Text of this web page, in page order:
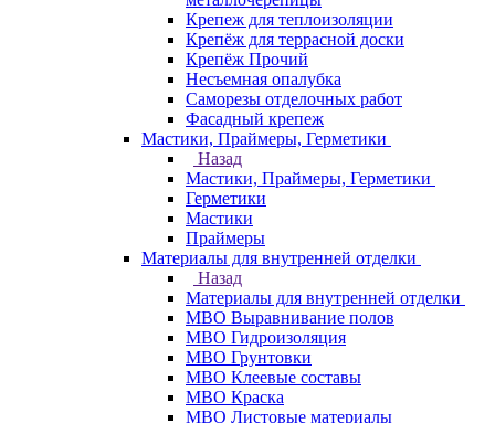
Крепеж для теплоизоляции
Крепёж для террасной доски
Крепёж Прочий
Несъемная опалубка
Саморезы отделочных работ
Фасадный крепеж
Мастики, Праймеры, Герметики
Назад
Мастики, Праймеры, Герметики
Герметики
Мастики
Праймеры
Материалы для внутренней отделки
Назад
Материалы для внутренней отделки
МВО Выравнивание полов
МВО Гидроизоляция
МВО Грунтовки
МВО Клеевые составы
МВО Краска
МВО Листовые материалы